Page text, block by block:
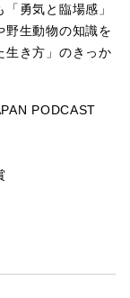
勇気と臨場感」
野生動物の知識を
生き方」のきっか
PODCAST